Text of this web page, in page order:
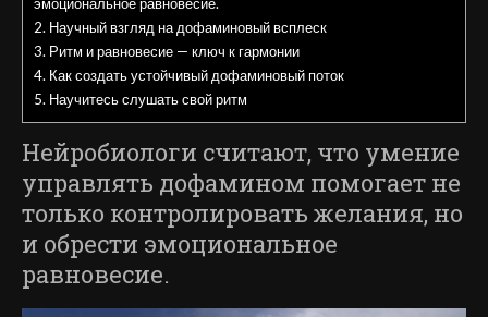
2. Научный взгляд на дофаминовый всплеск
3. Ритм и равновесие — ключ к гармонии
4. Как создать устойчивый дофаминовый поток
5. Научитесь слушать свой ритм
Нейробиологи считают, что умение
управлять дофамином помогает не
только контролировать желания, но
и обрести эмоциональное
равновесие.